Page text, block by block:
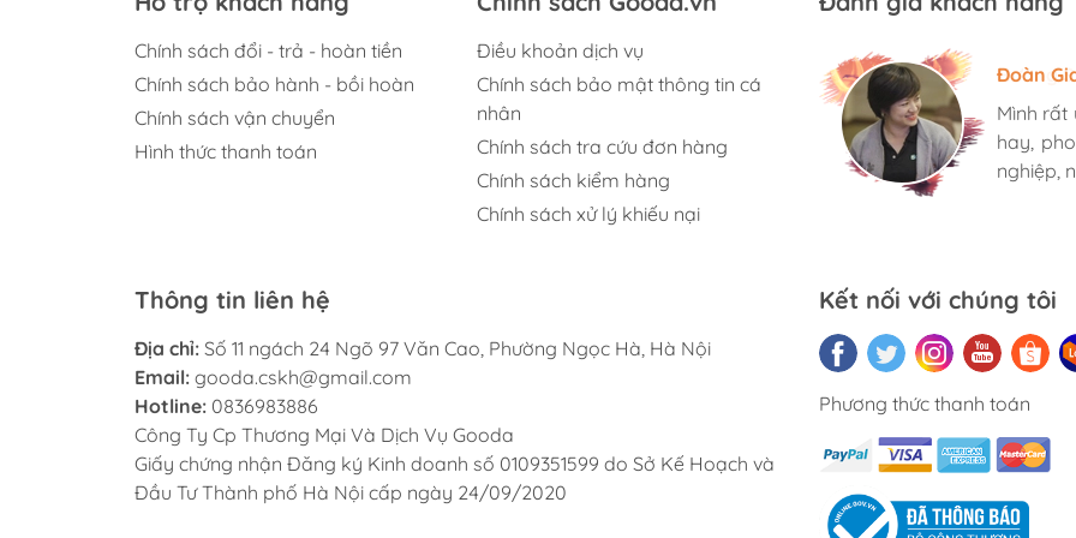
Chính sách đổi - trả - hoàn tiền
Chính sách bảo hành - bồi hoàn
Chính sách vận chuyển
Hình thức thanh toán
Điều khoản dịch vụ
Chính sách bảo mật thông tin cá
nhân
Chính sách tra cứu đơn hàng
Chính sách kiểm hàng
Chính sách xử lý khiếu nại
Hương
Mình rất
hay,
nghiệp,
Đoàn
Mình rất
hay,
nghiệp,
Ngọc
Mình rất
hay,
nghiệp,
Thông tin liên hệ
Địa chỉ: Số 11 ngách 24 Ngõ 97 Văn Cao, Phường Ngọc Hà, Hà Nội
Email: gooda.cskh@gmail.com
Hotline: 0836983886
Công Ty Cp Thương Mại Và Dịch Vụ Gooda
Giấy chứng nhận Đăng ký Kinh doanh số 0109351599 do Sở Kế Hoạch và
Đầu Tư Thành phố Hà Nội cấp ngày 24/09/2020
Kết nối với chúng tôi
Phương thức thanh toán